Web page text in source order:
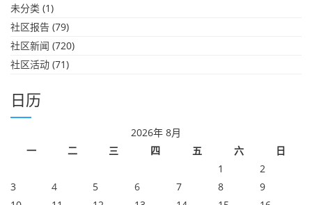
未分类 (1)
社区报告 (79)
社区新闻 (720)
社区活动 (71)
日历
2026年 8月
一
二 三 四 五 六
日
1
2
3
4 5 6 7 8
9